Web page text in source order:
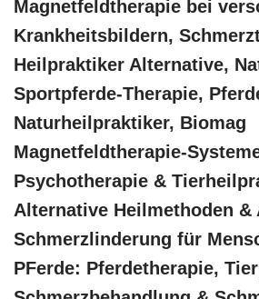
Magnetfeldtherapie bei
Krankheitsbildern,
Heilpraktiker Alternative,
Sportpferde-Therapie,
Naturheilpraktiker, Biomag
Magnetfeldtherapie-
‎Psychotherapie &
Alternative Heilmethoden &
Schmerzlinderung für
PFerde: Pferdetherapie,